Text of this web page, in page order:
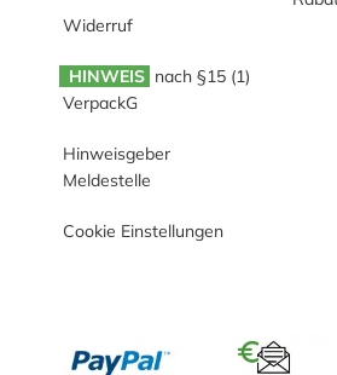
Widerruf
HINWEIS nach §15 (1)
VerpackG
Hinweisgeber
Meldestelle
Cookie Einstellungen